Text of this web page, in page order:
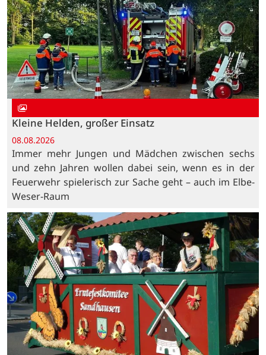
Kleine Helden, großer Einsatz
08.08.2026
Immer mehr Jungen und Mädchen zwischen sechs
und zehn Jahren wollen dabei sein, wenn es in der
Feuerwehr spielerisch zur Sache geht – auch im Elbe-
Weser-Raum